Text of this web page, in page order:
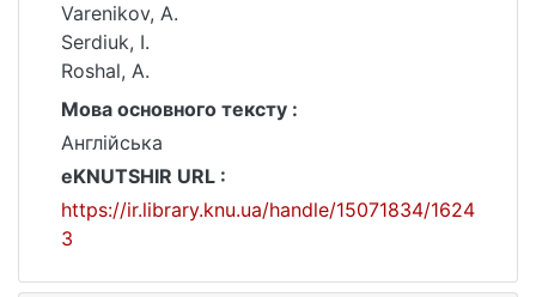
Varenikov, A.
Serdiuk, I.
Roshal, A.
Мова основного тексту :
Англійська
eKNUTSHIR URL :
https://ir.library.knu.ua/handle/15071834/1624
3